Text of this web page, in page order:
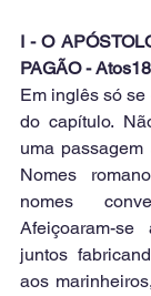
I - O
PAGÃO -
Em inglês só
do capítulo.
uma
Nomes
nomes
Afeiçoaram-se
juntos
aos